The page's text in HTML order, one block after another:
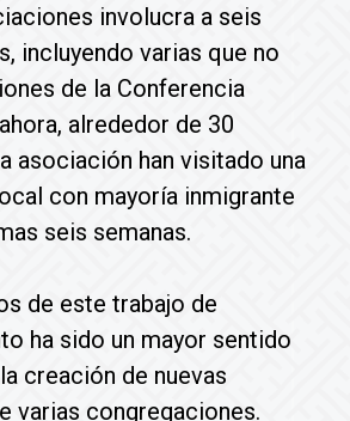
involucra a seis
incluyendo varias que no
de la Conferencia
alrededor de 30
asociación han visitado una
con mayoría inmigrante
seis semanas.
de este trabajo de
ha sido un mayor sentido
creación de nuevas
varias congregaciones.